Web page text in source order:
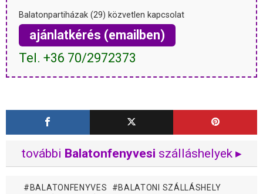
Balatonpartiházak (29) közvetlen kapcsolat
ajánlatkérés (emailben)
Tel. +36 70/2972373
további Balatonfenyvesi szálláshelyek ▸
BALATONFENYVES
BALATONI SZÁLLÁSHELY